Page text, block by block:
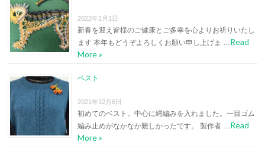
2022年1月1日
新春を迎え皆様のご健康とご多幸を心よりお祈りいたし
ます 本年もどうぞよろしくお願い申し上げま …Read
More »
ベスト
2021年12月6日
初めてのベスト。中心に縄編みを入れました。一目ゴム
編み止めがなかなか難しかったです。 製作者 …Read
More »